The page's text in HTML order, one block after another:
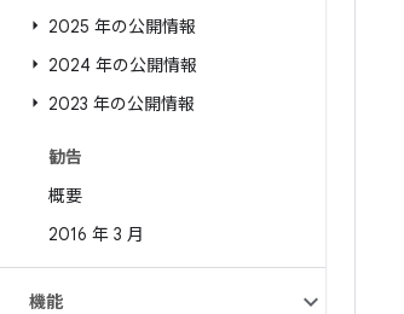
2025 年の公開情報
2024 年の公開情報
2023 年の公開情報
勧告
概要
2016 年 3 月
機能